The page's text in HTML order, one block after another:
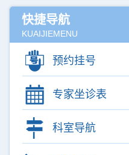
快捷导航
KUAIJIEMENU
预约挂号
专家坐诊表
科室导航